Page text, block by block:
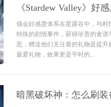
《Stardew Valley》好
领会好感度体系在星露谷中，与
特殊的剧情事件，获得珍贵的食
恶，赠送他们关注着的礼物是提
最爱礼物，效果更是平时的...
暗黑破坏神：怎么刷